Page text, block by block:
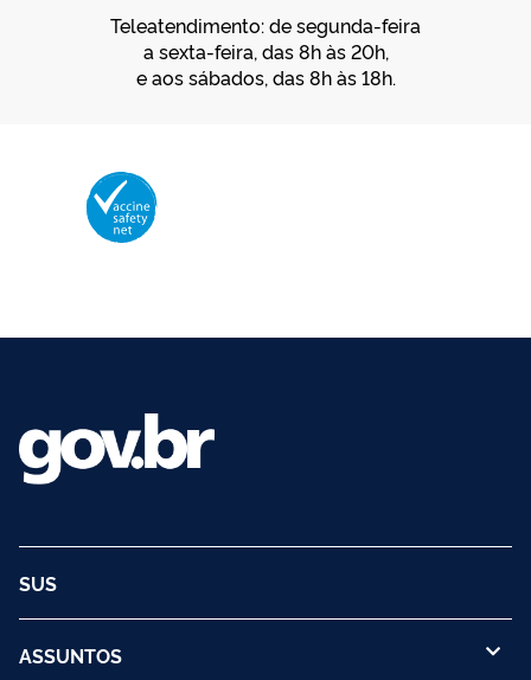
Teleatendimento: de segunda-feira
a sexta-feira, das 8h às 20h,
e aos sábados, das 8h às 18h.
SUS
ASSUNTOS